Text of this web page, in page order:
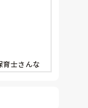
ました
ない様
床心理士さ
ていまし
ラスになる
ます。
育士さんな
出来なく
受け止め